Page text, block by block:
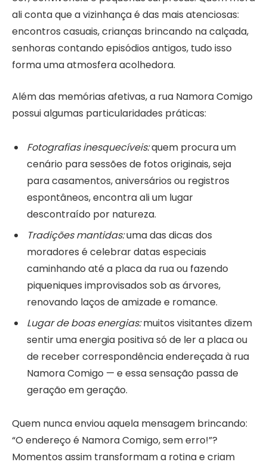
ali conta que a vizinhança é das mais atenciosas:
encontros casuais, crianças brincando na calçada,
senhoras contando episódios antigos, tudo isso
forma uma atmosfera acolhedora.
Além das memórias afetivas, a rua Namora Comigo
possui algumas particularidades práticas:
Fotografias inesquecíveis:quem procura um
cenário para sessões de fotos originais, seja
para casamentos, aniversários ou registros
espontâneos, encontra ali um lugar
descontraído por natureza.
Tradições mantidas:uma das dicas dos
moradores é celebrar datas especiais
caminhando até a placa da rua ou fazendo
piqueniques improvisados sob as árvores,
renovando laços de amizade e romance.
Lugar de boas energias:muitos visitantes dizem
sentir uma energia positiva só de ler a placa ou
de receber correspondência endereçada à rua
Namora Comigo — e essa sensação passa de
geração em geração.
Quem nunca enviou aquela mensagem brincando:
“O endereço é Namora Comigo, sem erro!”?
Momentos assim transformam a rotina e criam